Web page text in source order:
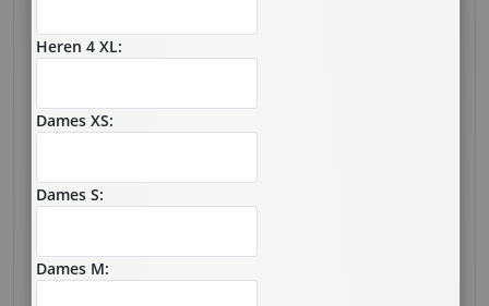
Heren 4 XL:
Dames XS:
Dames S:
Dames M: